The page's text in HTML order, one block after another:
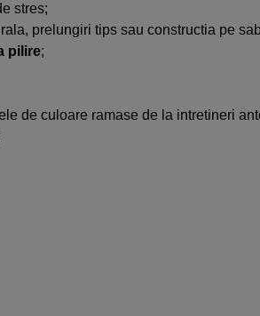
stres;
prelungiri tips sau constructia pe
pilire;
de culoare ramase de la intretineri